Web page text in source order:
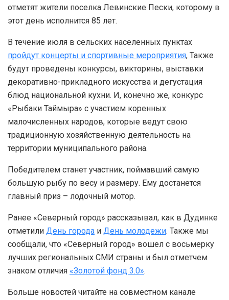
отметят жители поселка Левинские Пески, которому в
этот день исполнится 85 лет.
В течение июля в сельских населенных пунктах
пройдут концерты и спортивные мероприятия, Также
будут проведены конкурсы, викторины, выставки
декоративно-прикладного искусства и дегустация
блюд национальной кухни. И, конечно же, конкурс
«Рыбаки Таймыра» с участием коренных
малочисленных народов, которые ведут свою
традиционную хозяйственную деятельность на
территории муниципального района.
Победителем станет участник, поймавший самую
большую рыбу по весу и размеру. Ему достанется
главный приз – лодочный мотор.
Ранее «Северный город» рассказывал, как в Дудинке
отметили День города и День молодежи. Также мы
сообщали, что «Северный город» вошел с восьмерку
лучших региональных СМИ страны и был отметчем
знаком отличия «Золотой фонд 3.0».
Больше новостей читайте на совместном канале